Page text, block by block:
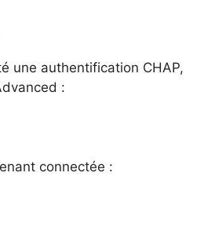
une authentification CHAP,
:
connectée :